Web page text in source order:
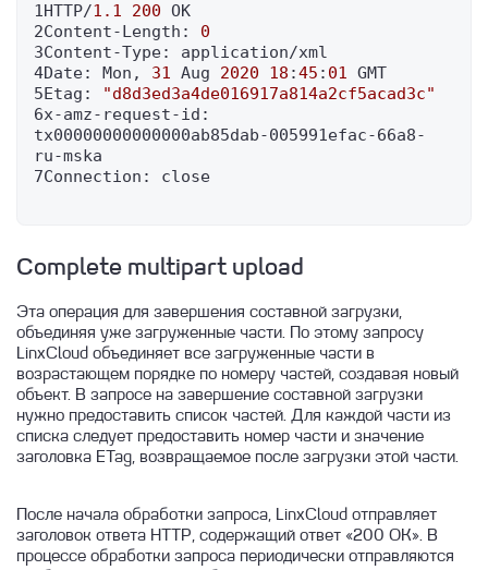
1HTTP/1.1 200 OK
2Content-Length: 0
3Content-Type: application/xml
4Date: Mon, 31 Aug 2020 18 :45 : 01 GMT
5Etag:
"d8d3ed3a4de016917a814a2cf5acad3c"
6x-amz-request-id:
tx00000000000000ab85dab-005991efac-66a8-
ru-mska
7Connection: close
Complete multipart upload
Эта операция для завершения составной загрузки,
объединяя уже загруженные части. По этому запросу
LinxCloud объединяет все загруженные части в
возрастающем порядке по номеру частей, создавая новый
объект. В запросе на завершение составной загрузки
нужно предоставить список частей. Для каждой части из
списка следует предоставить номер части и значение
заголовка ETag, возвращаемое после загрузки этой части.
После начала обработки запроса, LinxCloud отправляет
заголовок ответа HTTP, содержащий ответ «200 OK». В
процессе обработки запроса периодически отправляются